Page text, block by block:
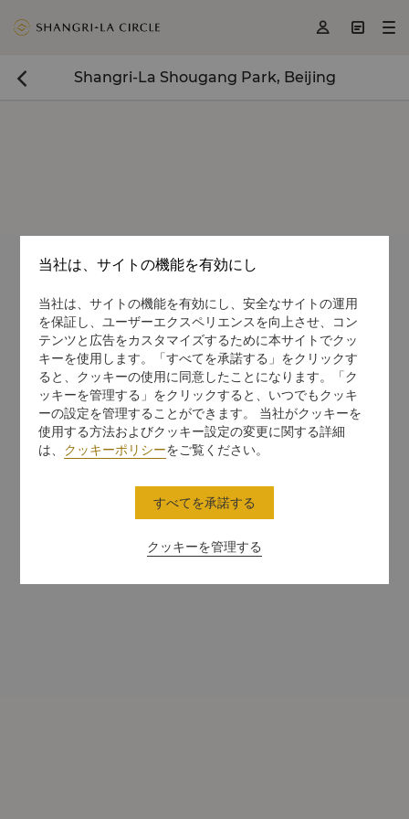
  
 Shangri-La Shougang Park, Beijing
当社は、サイトの機能を有効にし
当社は、サイトの機能を有効にし、安全なサイトの運用
を保証し、ユーザーエクスペリエンスを向上させ、コン
テンツと広告をカスタマイズするために本サイトでクッ
キーを使用します。「すべてを承諾する」をクリックす
ると、クッキーの使用に同意したことになります。「ク
ッキーを管理する」をクリックすると、いつでもクッキ
ーの設定を管理することができます。 当社がクッキーを
使用する方法およびクッキー設定の変更に関する詳細
は、 クッキーポリシーをご覧ください。
クッキーを管理する
すべてを承諾する